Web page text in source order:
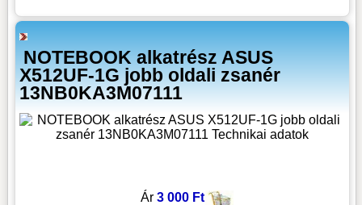
NOTEBOOK alkatrész ASUS
X512UF-1G jobb oldali zsanér
13NB0KA3M07111
Ár 3 000 Ft